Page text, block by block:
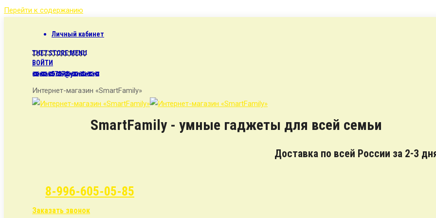
Перейти к содержанию
Личный кабинет
THE7 STORE MENU
ВОЙТИ
semax5707@yandex.ru
Интернет-магазин «SmartFamily»
SmartFamily - умные гаджеты для всей семьи
Доставка по всей России за 2-3
8-996-605-05-85
Заказать звонок